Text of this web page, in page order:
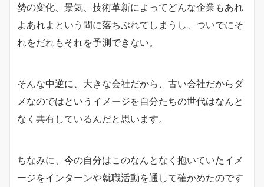
勢の変化、景気、技術革新によってどんな企業もあれ
よあれよという間に落ちぶれてしまうし、ついでにそ
れをだれもそれを予測できない。
そんな中逆に、大きな会社だから、古い会社だからダ
メなのではというイメージを自分たちの世代はなんと
なく共有しているんだと思います。
ちなみに、今の自分はこのなんとなく抱いていたイメ
ージをインターンや就職活動を通して確かめたのです